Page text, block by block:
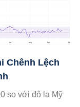
Chênh Lệch
so với đô la Mỹ